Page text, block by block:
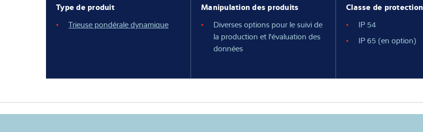
Type de produit
Trieuse pondérale dynamique
Manipulation des produits
Diverses options pour le suivi de
la production et l'évaluation des
données
Classe de
IP 54
IP 65 (en option)